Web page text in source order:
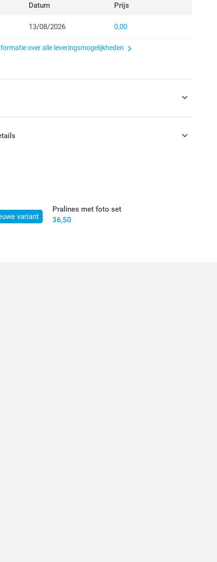
Datum Prijs
13/08/2026 0,00
over alle leveringsmogelijkheden
van je geurstokjes genieten?
variant
Pralines met foto set
36,50